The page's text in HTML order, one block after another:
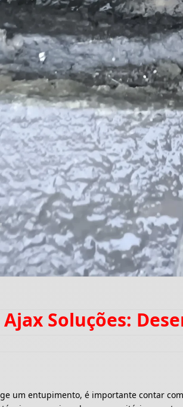
Ajax Soluções:
um entupimento, é importante contar